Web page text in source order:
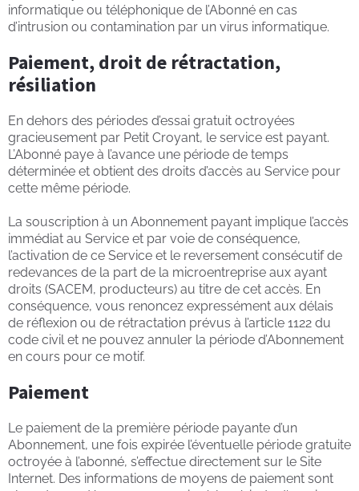
informatique ou téléphonique de l’Abonné en cas
d’intrusion ou contamination par un virus informatique.
Paiement, droit de rétractation,
résiliation
En dehors des périodes d’essai gratuit octroyées
gracieusement par Petit Croyant, le service est payant.
L’Abonné paye à l’avance une période de temps
déterminée et obtient des droits d’accès au Service pour
cette même période.
La souscription à un Abonnement payant implique l’accès
immédiat au Service et par voie de conséquence,
l’activation de ce Service et le reversement consécutif de
redevances de la part de la microentreprise aux ayant
droits (SACEM, producteurs) au titre de cet accès. En
conséquence, vous renoncez expressément aux délais
de réflexion ou de rétractation prévus à l’article 1122 du
code civil et ne pouvez annuler la période d’Abonnement
en cours pour ce motif.
Paiement
Le paiement de la première période payante d’un
Abonnement, une fois expirée l’éventuelle période gratuite
octroyée à l’abonné, s’effectue directement sur le Site
Internet. Des informations de moyens de paiement sont